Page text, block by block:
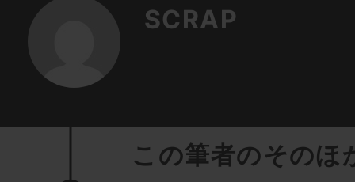
SCRAP
この筆者のそのほ